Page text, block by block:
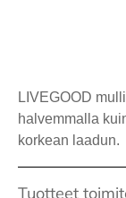
LIVEGOOD
halvemmalla
korkean laadun.
Tuotteet